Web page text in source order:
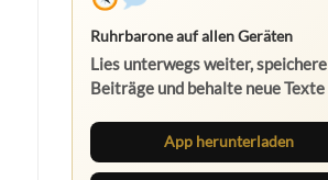
Ruhrbarone auf allen Geräten
Lies unterwegs weiter, speichere
Beiträge und behalte neue Texte
App herunterladen